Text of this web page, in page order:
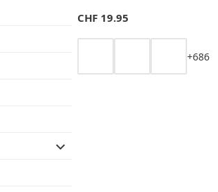
CHF 19.95
+686